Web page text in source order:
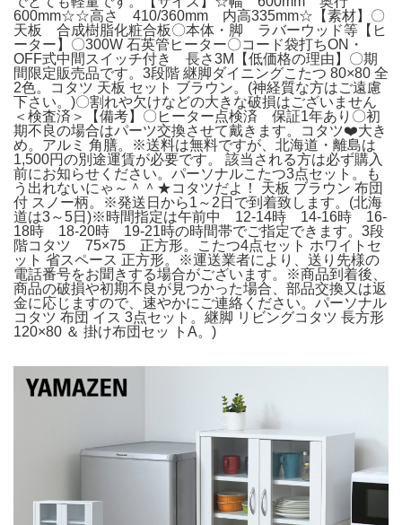
600mm☆☆高さ 410/360mm 内高335mm☆【素材】〇
天板 合成樹脂化粧合板〇本体・脚 ラバーウッド等【ヒ
ーター】〇300W 石英管ヒーター〇コード袋打ちON・
OFF式中間スイッチ付き 長さ3M【低価格の理由】〇期
間限定販売品です。3段階 継脚ダイニングこたつ 80×80 全
2色。コタツ 天板 セット ブラウン。(神経質な方はご遠慮
下さい。)〇割れや欠けなどの大きな破損はございません
＜検査済＞【備考】〇ヒーター点検済 保証1年あり〇初
期不良の場合はパーツ交換させて戴きます。コタツ❤️大き
め。アルミ 角膳。※送料は無料ですが、北海道・離島は
1,500円の別途運賃が必要です。 該当される方は必ず購入
前にお知らせください。パーソナルこたつ3点セット。も
う出れないにゃ～＾＾★コタツだよ！ 天板 ブラウン 布団
付 スノー柄。※発送日から1～2日で到着致します。(北海
道は3～5日)※時間指定は午前中 12-14時 14-16時 16-
18時 18-20時 19-21時の時間帯でご指定できます。3段
階コタツ 75×75 正方形。こたつ4点セット ホワイトセ
ット 省スペース 正方形。※運送業者により、送り先様の
電話番号をお聞きする場合がございます。※商品到着後、
商品の破損や初期不良が見つかった場合、部品交換又は返
金に応じますので、速やかにご連絡ください。パーソナル
コタツ 布団 イス 3点セット。継脚 リビングコタツ 長方形
120×80 ＆ 掛け布団セッ トA。)